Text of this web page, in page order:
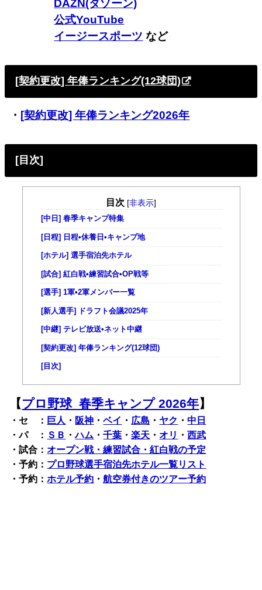
DAZN(ダゾーン)
・媒体：公式YouTube
イージースポーツ など
[契約更改] 年俸ランキング(12球団)
・ [契約更改] 年俸ランキング2026年
[目次]
目次 [非表示]
[中日] 春季キャンプ特集
[日程] 日程•休養日•キャンプ地
[ホテル] 選手宿泊先ホテル
[試合] 紅白戦•練習試合•OP戦等
[選手] 1軍•2軍メンバー一覧
[新人選手] ドラフト会議2025年
[中継] テレビ放送•ネット中継
[契約更改] 年俸ランキング(12球団)
[目次]
【プロ野球 春季キャンプ 2026年】
・セ ： 巨人 ・ 阪神 ・ベイ ・ 広島 ・ ヤク ・中日
・パ ： ＳＢ ・ハム ・千葉 ・楽天 ・オリ ・西武
・試合：オープン戦・練習試合・紅白戦の予定
・予約： プロ野球選手宿泊先ホテル一覧リスト
・予約：ホテル予約 ・航空券付きのツアー予約